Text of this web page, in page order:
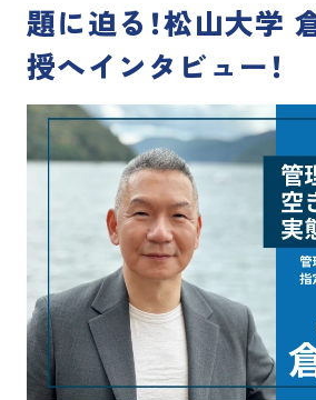
お客様の声
会社情報
事業
会社
支店一覧
サ
自治体の方へ
IR情報
題に迫る！松山大学
授へインタビュー！